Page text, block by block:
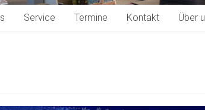
Service Termine Kontakt Über